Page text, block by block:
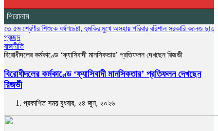
শিরোনাম
শিশুকে ধর্ষণচেষ্টা, হুমকির মুখে অসহায় পরিবার বরিশাল সরকারি কলেজ ছাত্রদলের
প্রচ্ছদ
রাজনীতি
বিরোধীদলের কর্মকাণ্ডে ‘ফ্যাসিবাদী মানসিকতার’ প্রতিফলন দেখছেন রিজভী
বিরোধীদলের কর্মকাণ্ডে ‘ফ্যাসিবাদী মানসিকতার’ প্রতিফলন দেখছেন
রিজভী
প্রকাশিত সময় বুধবার, ২৪ জুন, ২০২৬